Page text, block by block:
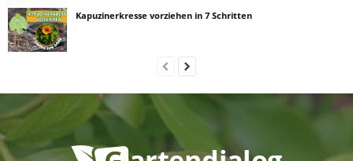
Kapuzinerkresse vorziehen in 7 Schritten